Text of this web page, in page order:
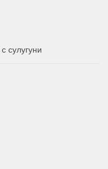
сулугуни